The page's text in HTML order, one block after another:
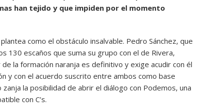
han tejido y que impiden por el momento
como el obstáculo insalvable. Pedro Sánchez, que
130 escaños que suma su grupo con el de Rivera,
la formación naranja es definitivo y exige acudir con él
y con el acuerdo suscrito entre ambos como base
la posibilidad de abrir el diálogo con Podemos, una
con C’s.